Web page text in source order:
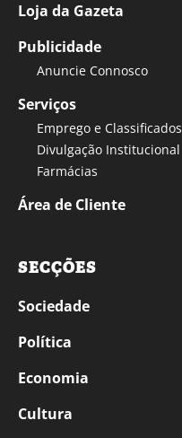
Loja da Gazeta
Publicidade
Anuncie Connosco
Serviços
Emprego e Classificados
Divulgação Institucional
Farmácias
Área de Cliente
SECÇÕES
Sociedade
Política
Economia
Cultura